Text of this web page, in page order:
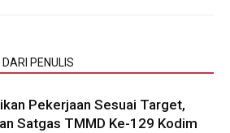
DARI PENULIS
Pekerjaan Sesuai Target,
Satgas TMMD Ke-129 Kodim